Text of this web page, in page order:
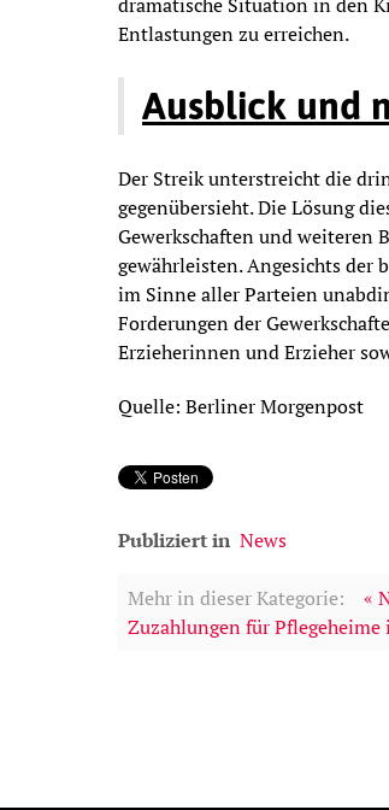
Entlastungen zu erreichen.
Ausblick und
Der Streik unterstreicht die
gegenübersieht. Die Lösung
Gewerkschaften und weiteren
gewährleisten. Angesichts
im Sinne aller Parteien
Forderungen der
Erzieherinnen und Erzieher
Quelle: Berliner Morgenpost
Publiziert in News
Mehr in dieser Kategorie: «
Zuzahlungen für